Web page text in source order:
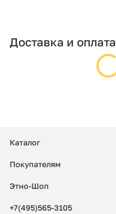
Доставка и оплата
Каталог
Покупателям
Этно-Шоп
+7(495)565-3105